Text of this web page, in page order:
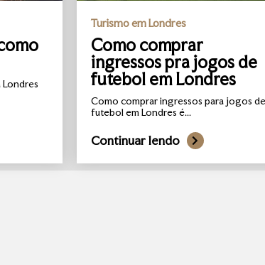
Londres
Turismo em Londres
Como comprar
ingressos pra jogos de
futebol em Londres
Como comprar ingressos para jogos de
futebol em Londres é...
Continuar lendo